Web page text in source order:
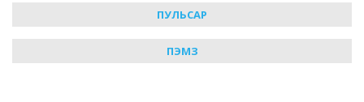
ПУЛЬСАР
ПЭМЗ